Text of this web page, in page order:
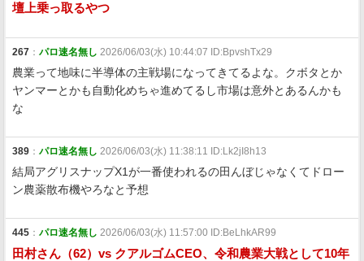
壇上乗っ取るやつ
267 ： パロ速名無し 2026/06/03(水) 10:44:07 ID:BpvshTx29
農業って地味に半導体の主戦場になってきてるよな。クボタとか
ヤンマーとかも自動化めちゃ進めてるし市場は意外とあるんかも
な
389 ： パロ速名無し 2026/06/03(水) 11:38:11 ID:Lk2jI8h13
結局アグリスナップX1が一番使われるの田んぼじゃなくてドロー
ン農薬散布機やろなと予想
445 ： パロ速名無し 2026/06/03(水) 11:57:00 ID:BeLhkAR99
田村さん（62）vs クアルゴムCEO、令和農業大戦として10年